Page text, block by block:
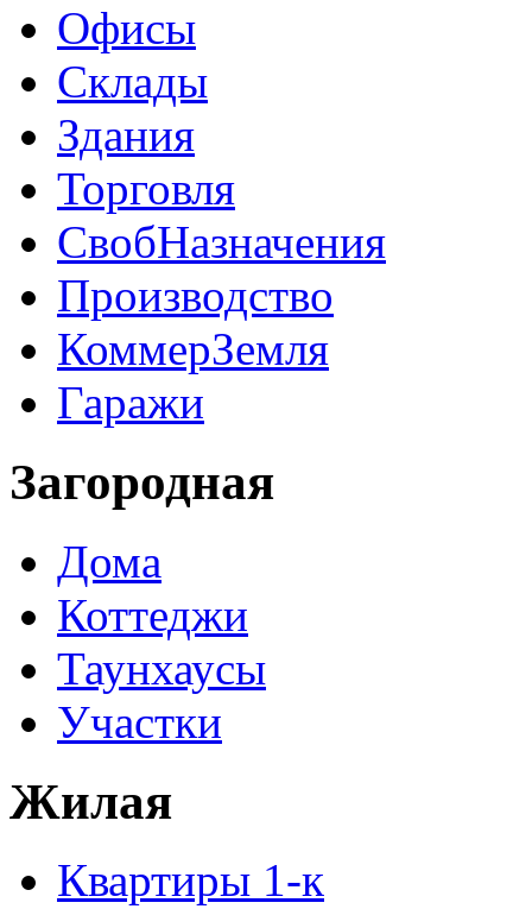
Офисы
Склады
Здания
Торговля
СвобНазначения
Производство
КоммерЗемля
Гаражи
Загородная
Дома
Коттеджи
Таунхаусы
Участки
Жилая
Квартиры 1-к